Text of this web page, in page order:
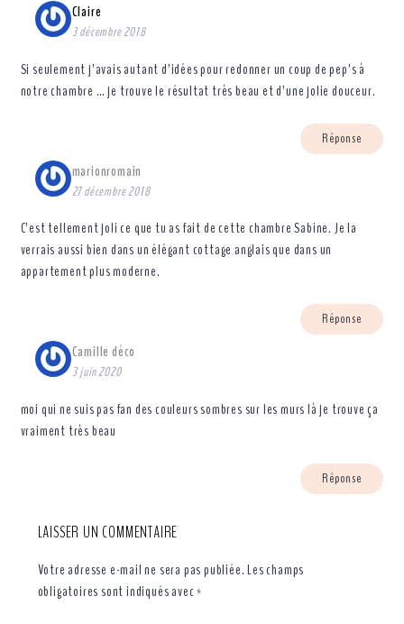
Claire
3 décembre 2018
Si seulement j’avais autant d’idées pour redonner un coup de pep’s à
notre chambre … je trouve le résultat très beau et d’une jolie douceur.
Réponse
marionromain
27 décembre 2018
C’est tellement joli ce que tu as fait de cette chambre Sabine. Je la
verrais aussi bien dans un élégant cottage anglais que dans un
appartement plus moderne.
Réponse
Camille déco
3 juin 2020
moi qui ne suis pas fan des couleurs sombres sur les murs là je trouve ça
vraiment très beau
Réponse
LAISSER UN COMMENTAIRE
Votre adresse e-mail ne sera pas publiée.Les champs
obligatoires sont indiqués avec*